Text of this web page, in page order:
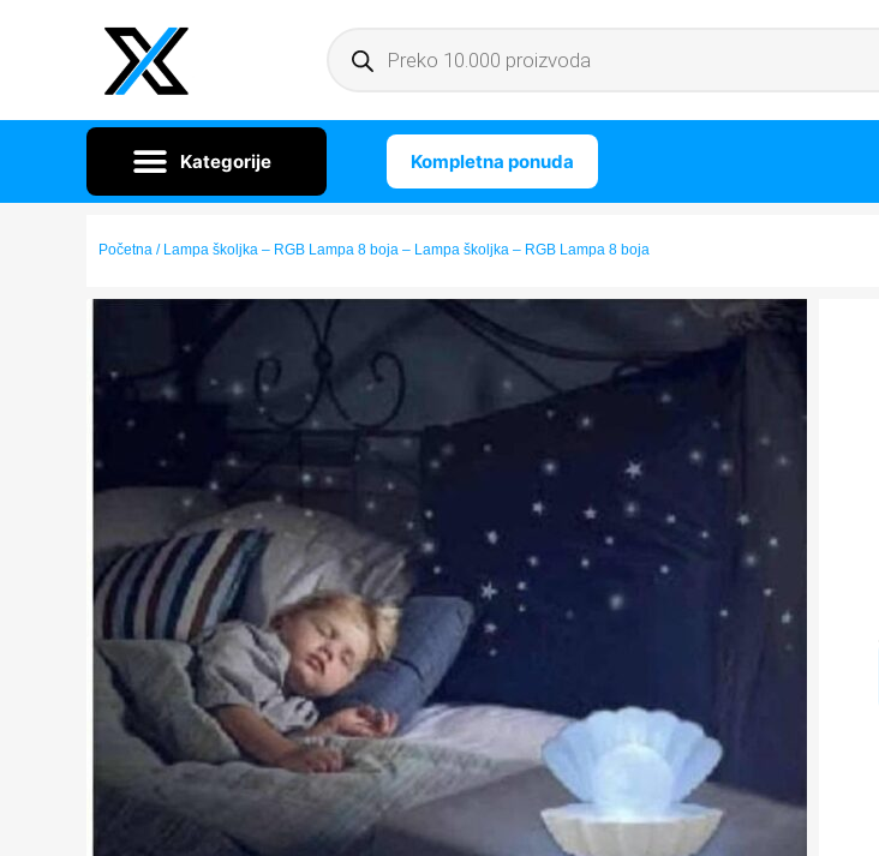
Kompletna ponuda
Početna / Lampa školjka – RGB Lampa 8 boja – Lampa školjka – RGB Lampa 8 boja